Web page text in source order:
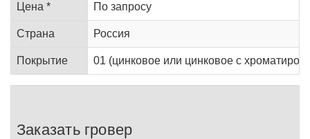
Цена * По запросу
Страна Россия
Покрытие 01 (цинковое или цинковое с
Заказать гровер